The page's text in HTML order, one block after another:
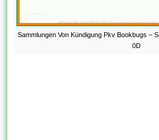
Sammlungen Von Kündigung Pkv Bookbugs –
0D